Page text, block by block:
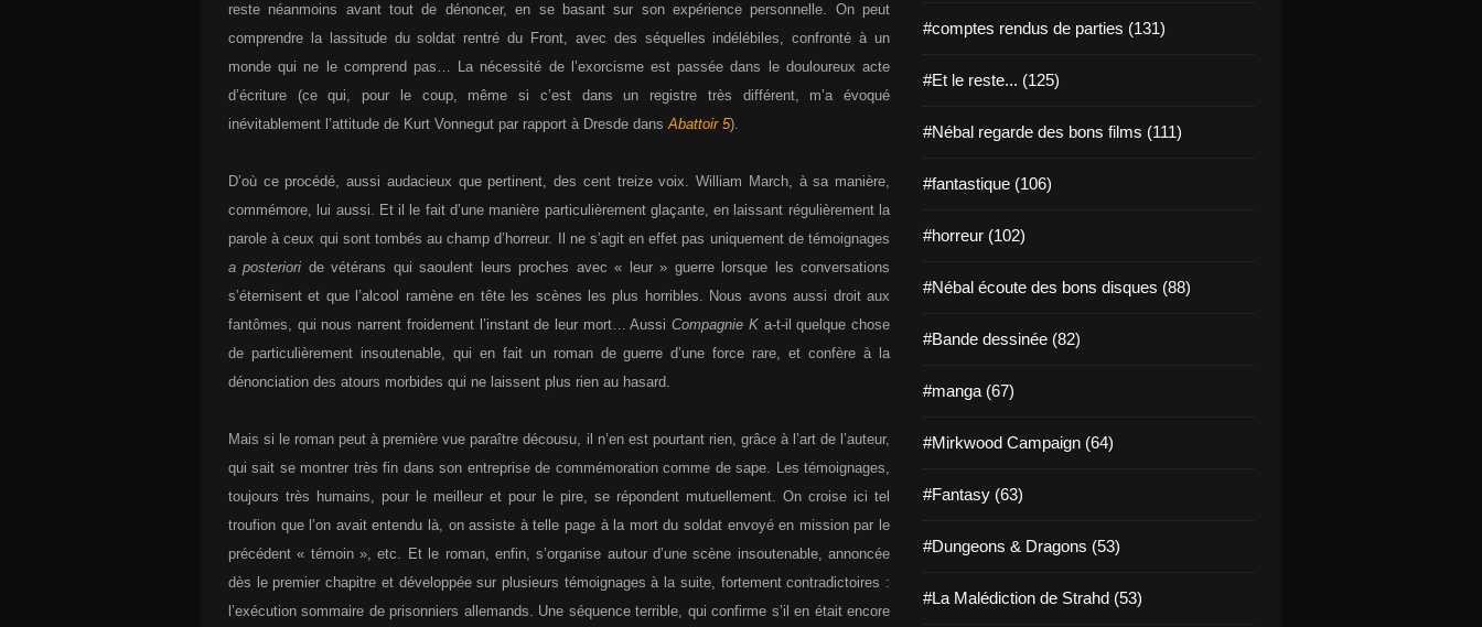
reste néanmoins avant tout de dénoncer, en se basant sur son expérience personnelle. On peut
comprendre la lassitude du soldat rentré du Front, avec des séquelles indélébiles, confronté à un
monde qui ne le comprend pas… La nécessité de l’exorcisme est passée dans le douloureux acte
d’écriture (ce qui, pour le coup, même si c’est dans un registre très différent, m’a évoqué
inévitablement l’attitude de Kurt Vonnegut par rapport à Dresde dansAbattoir 5).
D’où ce procédé, aussi audacieux que pertinent, des cent treize voix. William March, à sa manière,
commémore, lui aussi. Et il le fait d’une manière particulièrement glaçante, en laissant régulièrement la
parole à ceux qui sont tombés au champ d’horreur. Il ne s’agit en effet pas uniquement de témoignages
a posteriori de vétérans qui saoulent leurs proches avec « leur » guerre lorsque les conversations
s’éternisent et que l’alcool ramène en tête les scènes les plus horribles. Nous avons aussi droit aux
fantômes, qui nous narrent froidement l’instant de leur mort… AussiCompagnie Ka-t-il quelque chose
de particulièrement insoutenable, qui en fait un roman de guerre d’une force rare, et confère à la
dénonciation des atours morbides qui ne laissent plus rien au hasard.
Mais si le roman peut à première vue paraître décousu, il n’en est pourtant rien, grâce à l’art de l’auteur,
qui sait se montrer très fin dans son entreprise de commémoration comme de sape. Les témoignages,
toujours très humains, pour le meilleur et pour le pire, se répondent mutuellement. On croise ici tel
troufion que l’on avait entendu là, on assiste à telle page à la mort du soldat envoyé en mission par le
précédent « témoin », etc. Et le roman, enfin, s’organise autour d’une scène insoutenable, annoncée
dès le premier chapitre et développée sur plusieurs témoignages à la suite, fortement contradictoires :
l’exécution sommaire de prisonniers allemands. Une séquence terrible, qui confirme s’il en était encore
#comptes rendus de parties (131)
#Et le reste... (125)
#Nébal regarde des bons films (111)
#fantastique (106)
#horreur (102)
#Nébal écoute des bons disques (88)
#Bande dessinée (82)
#manga (67)
#Mirkwood Campaign (64)
#Fantasy (63)
#Dungeons & Dragons (53)
#La Malédiction de Strahd (53)